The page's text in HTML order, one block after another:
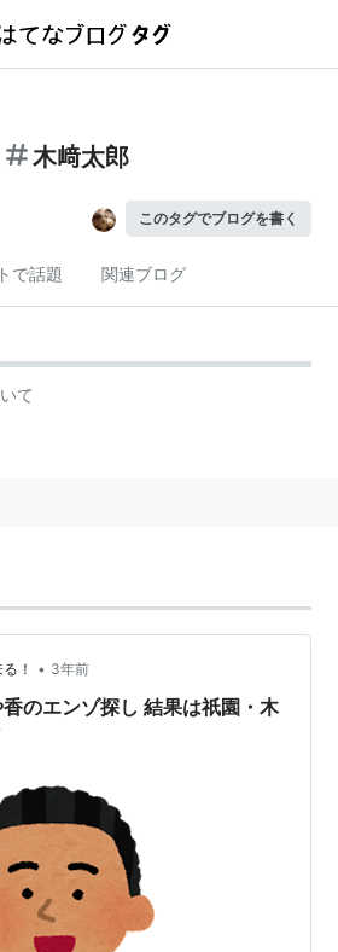
木﨑太郎
このタグでブログを書く
で話題 関連ブログ
て
！ • 3年前
のエンゾ探し 結果は祇園・木